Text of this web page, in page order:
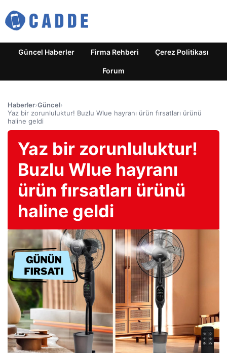
Güncel Haberler Firma Rehberi Çerez Politikası
Forum
Haberler›Güncel›
Yaz bir zorunluluktur! Buzlu Wlue hayranı ürün fırsatları ürünü
haline geldi
Yaz bir zorunluluktur!
Buzlu Wlue hayranı
ürün fırsatları ürünü
haline geldi